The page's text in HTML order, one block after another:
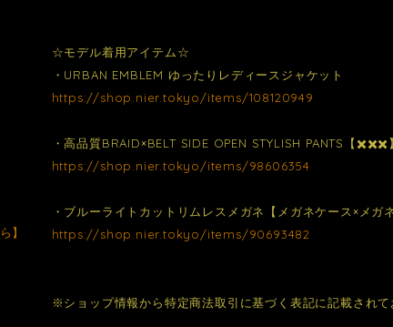
】
☆モデル着用アイテム☆
・URBAN EMBLEM ゆったりレディースジャケット
https://shop.nier.tokyo/items/108120949
・高品質BRAID×BELT SIDE OPEN STYLISH PANTS【✖️✖️✖️
https://shop.nier.tokyo/items/98606354
・ブルーライトカットリムレスメガネ【メガネケース×メガ
https://shop.nier.tokyo/items/90693482
※ショップ情報から特定商法取引に基づく表記に記載され